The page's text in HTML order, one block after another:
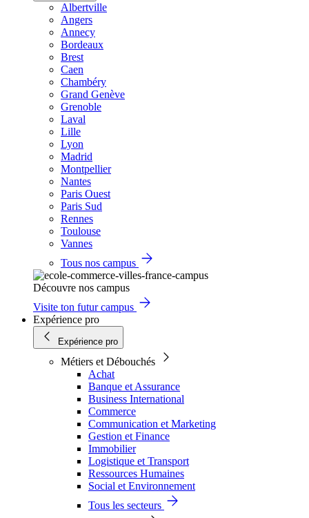
Albertville
Angers
Annecy
Bordeaux
Brest
Caen
Chambéry
Grand Genève
Grenoble
Laval
Lille
Lyon
Madrid
Montpellier
Nantes
Paris Ouest
Paris Sud
Rennes
Toulouse
Vannes
Tous nos campus
Découvre nos campus
Visite ton futur campus
Expérience pro
Expérience pro
Métiers et Débouchés
Achat
Banque et Assurance
Business International
Commerce
Communication et Marketing
Gestion et Finance
Immobilier
Logistique et Transport
Ressources Humaines
Social et Environnement
Tous les secteurs